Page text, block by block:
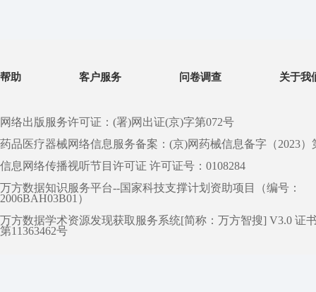
帮助 客户服务 问卷调查 关于我
网络出版服务许可证：(署)网出证(京)字第072号
药品医疗器械网络信息服务备案：(京)网药械信息备字（2023）
信息网络传播视听节目许可证 许可证号：0108284
万方数据知识服务平台--国家科技支撑计划资助项目（编号：
2006BAH03B01）
万方数据学术资源发现获取服务系统[简称：万方智搜] V3.0 证
第11363462号